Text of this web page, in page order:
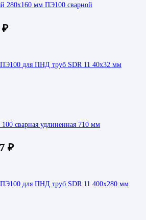
280х160 мм ПЭ100 сварной
₽
ПЭ100 для ПНД труб SDR 11 40х32 мм
сварная удлиненная 710 мм
₽
ПЭ100 для ПНД труб SDR 11 400х280 мм